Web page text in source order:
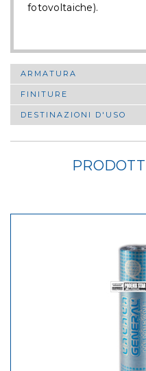
fotovoltaiche).
ARMATURA
FINITURE
DESTINAZIONI D'USO